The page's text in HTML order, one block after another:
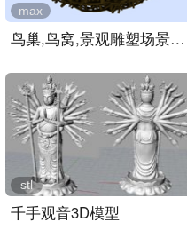
鸟巢,鸟窝,景观雕塑场景3D..
max
千手观音3D模型
stl